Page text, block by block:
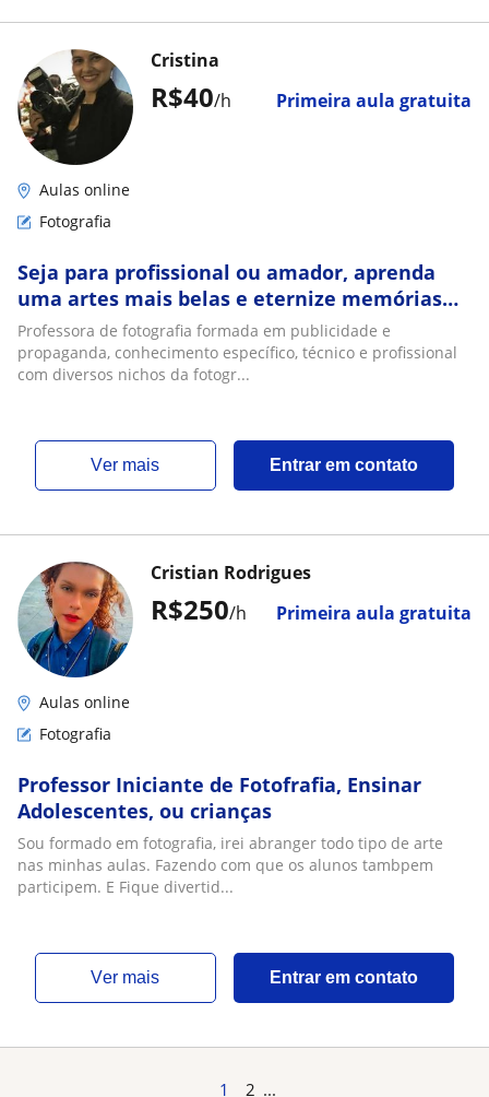
R$40/h Primeira aula gratuita
Cristina
Aulas online
Fotografia
Seja para profissional ou amador, aprenda
uma artes mais belas e eternize memórias
em diversos segmentos da fotografia!
Professora de fotografia formada em publicidade e
propaganda, conhecimento específico, técnico e profissional
com diversos nichos da fotogr...
ver mais Entrar em contato
R$250/h Primeira aula gratuita
Cristian Rodrigues
Aulas online
Fotografia
Professor Iniciante de Fotofrafia, Ensinar
Adolescentes, ou crianças
Sou formado em fotografia, irei abranger todo tipo de arte
nas minhas aulas. Fazendo com que os alunos tambpem
participem. E Fique divertid...
ver mais Entrar em contato
1 2 ...